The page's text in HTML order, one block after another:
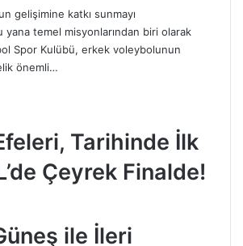
gelişimine katkı sunmayı
yana temel misyonlarından biri olarak
Spor Kulübü, erkek voleybolunun
önemli…
Tarihinde İlk
Çeyrek Finalde!
ile İleri